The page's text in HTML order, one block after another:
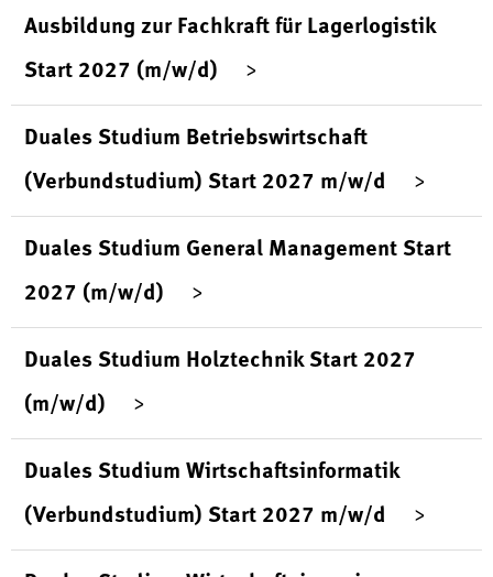
Ausbildung zur Fachkraft für Lagerlogistik
Start 2027 (m/w/d)
Duales Studium Betriebswirtschaft
(Verbundstudium) Start 2027 m/w/d
Duales Studium General Management Start
2027 (m/w/d)
Duales Studium Holztechnik Start 2027
(m/w/d)
Duales Studium Wirtschaftsinformatik
(Verbundstudium) Start 2027 m/w/d